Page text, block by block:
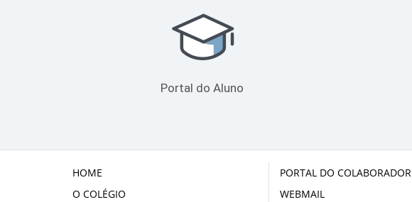
Portal do Aluno
HOME
O COLÉGIO
PORTAL DO COLABORADOR
WEBMAIL